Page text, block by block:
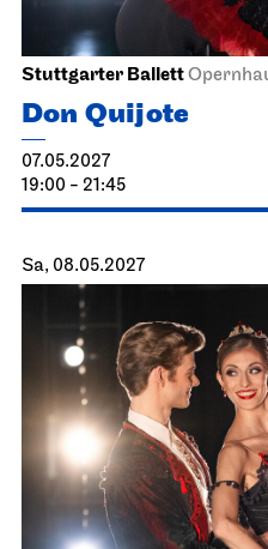
Staatsoper Stuttgart
Zum letzten Mal in dieser
Die drei ??? und
Spiegelkabinett
17.04.2027
11:00